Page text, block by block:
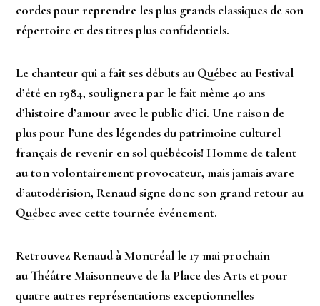
cordes pour reprendre les plus grands classiques de son
répertoire et des titres plus confidentiels.
Le chanteur qui a fait ses débuts au Québec au Festival
d’été en 1984, soulignera par le fait même 40 ans
d’histoire d’amour avec le public d’ici. Une raison de
plus pour l’une des légendes du patrimoine culturel
français de revenir en sol québécois! Homme de talent
au ton volontairement provocateur, mais jamais avare
d’autodérision, Renaud signe donc son grand retour au
Québec avec cette tournée événement.
Retrouvez Renaud à Montréal le 17 mai prochain
au Théâtre Maisonneuve de la Place des Arts et pour
quatre autres représentations exceptionnelles